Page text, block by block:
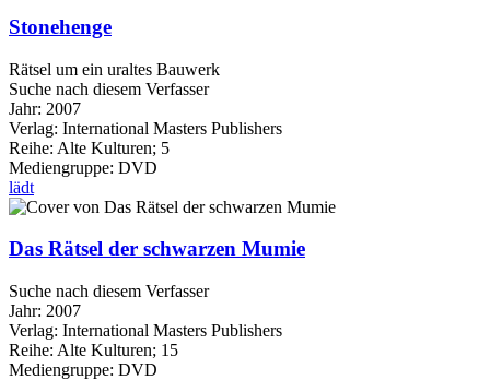
Stonehenge
Rätsel um ein uraltes Bauwerk
Suche nach diesem Verfasser
Jahr: 2007
Verlag: International Masters Publishers
Reihe: Alte Kulturen; 5
Mediengruppe: DVD
lädt
Das Rätsel der schwarzen Mumie
Suche nach diesem Verfasser
Jahr: 2007
Verlag: International Masters Publishers
Reihe: Alte Kulturen; 15
Mediengruppe: DVD